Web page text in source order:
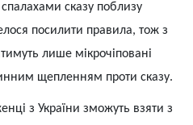
сказу поблизу
посилити правила, тож з
лише мікрочіповані
щепленням проти сказу.
з України зможуть взяти з